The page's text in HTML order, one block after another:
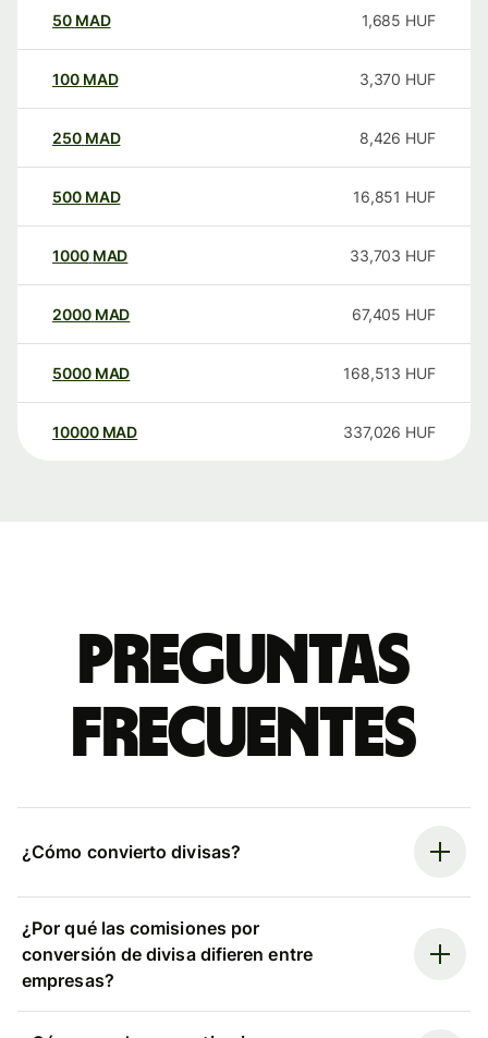
50 MAD 1,685 HUF
100 MAD 3,370 HUF
250 MAD 8,426 HUF
500 MAD 16,851 HUF
1000 MAD 33,703 HUF
2000 MAD 67,405 HUF
5000 MAD 168,513 HUF
10000 MAD 337,026 HUF
Preguntas
frecuentes
¿Cómo convierto divisas?
¿Por qué las comisiones por
conversión de divisa difieren entre
empresas?